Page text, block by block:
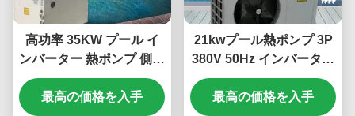
高功率 35KW プール イ
ンバーター 熱ポンプ 側放
電
最高の価格を入手
21kwプール熱ポンプ 3P
380V 50Hz インバーター
空気源熱ポンプ
最高の価格を入手